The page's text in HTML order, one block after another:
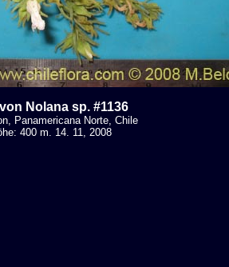
Nolana sp. #1136
Panamericana Norte, Chile
400 m. 14. 11, 2008